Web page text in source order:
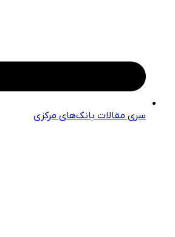
سری مقالات بانک‌های مرکزی